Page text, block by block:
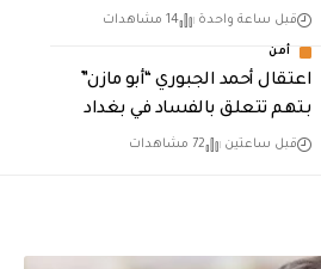
قبل ساعة واحدة 14 مشاهدات
أمن
اعتقال أحمد الجبوري “أبو مازن”
بتهم تتعلق بالفساد في بغداد
قبل ساعتين 72 مشاهدات